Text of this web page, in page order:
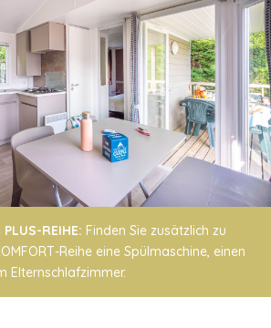
REIHE: Finden Sie zusätzlich zu
Reihe eine Spülmaschine, einen
Elternschlafzimmer.